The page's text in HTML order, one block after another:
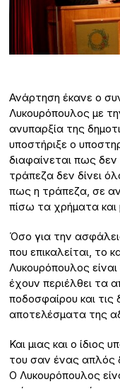
Ανάρτηση έκανε ο
Λυκουρόπουλος με
ανυπαρξία της
υποστήριξε ο
διαφαίνεται πως δεν
τράπεζα δεν δίνει
πως η τράπεζα, σε
πίσω τα χρήματα και
Όσο για την
που επικαλείται, το
Λυκουρόπουλος
έχουν περιέλθει τα
ποδοσφαίρου και
αποτελέσματα της
Και μιας και ο ίδιος
του σαν ένας απλός
Ο Λυκουρόπουλος